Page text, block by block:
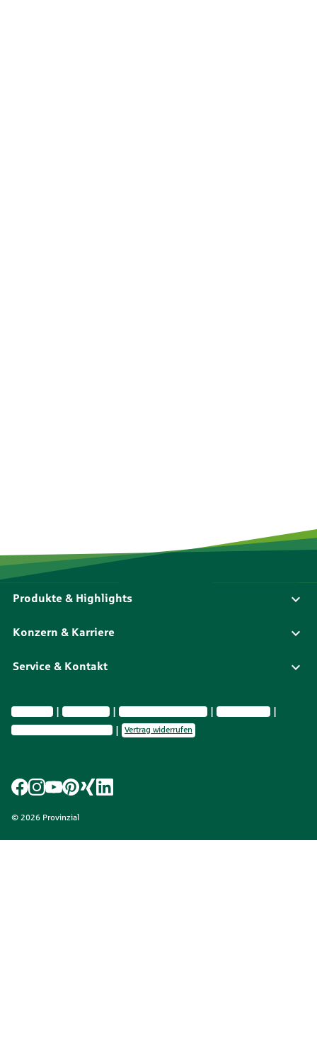
Produkte & Highlights
Konzern & Karriere
Service & Kontakt
Impressum Datenschutz Vermittlerinformationen
Nachhaltigkeit
Privatsphäre-Einstellungen
Vertrag widerrufen